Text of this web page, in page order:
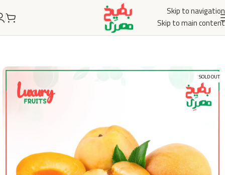
Skip to navigation
Skip to main content
SOLD OUT